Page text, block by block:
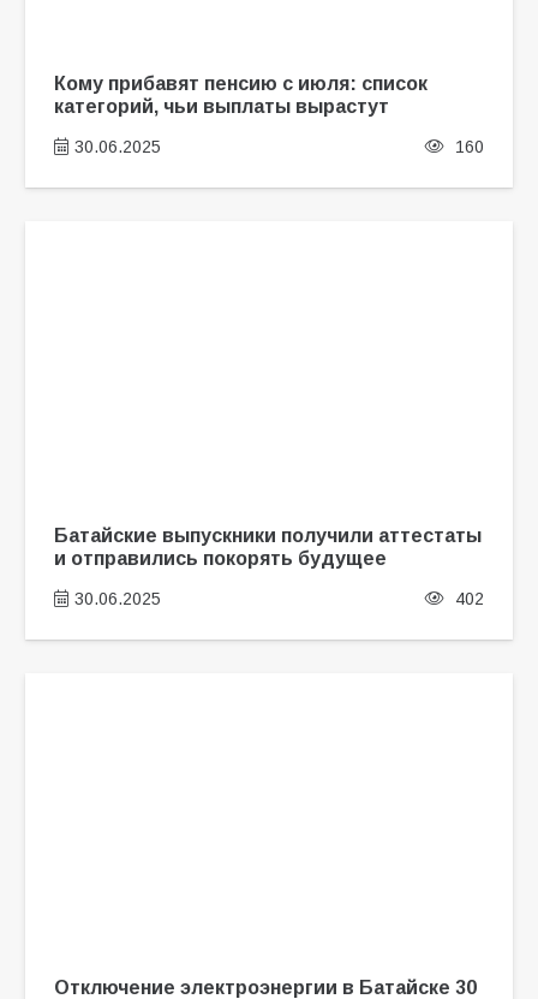
Кому прибавят пенсию с июля: список
категорий, чьи выплаты вырастут
30.06.2025 160
Батайские выпускники получили аттестаты
и отправились покорять будущее
30.06.2025 402
Отключение электроэнергии в Батайске 30